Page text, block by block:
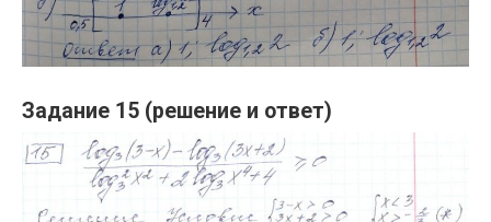
Задание 15 (решение и ответ)